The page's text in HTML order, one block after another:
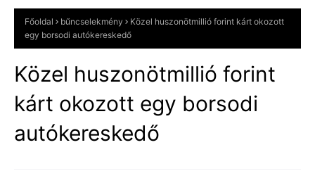
Főoldal bűncselekmény
Közel huszonötmillió forint kárt okozott
egy borsodi autókereskedő
Közel huszonötmillió forint
kárt okozott egy borsodi
autókereskedő